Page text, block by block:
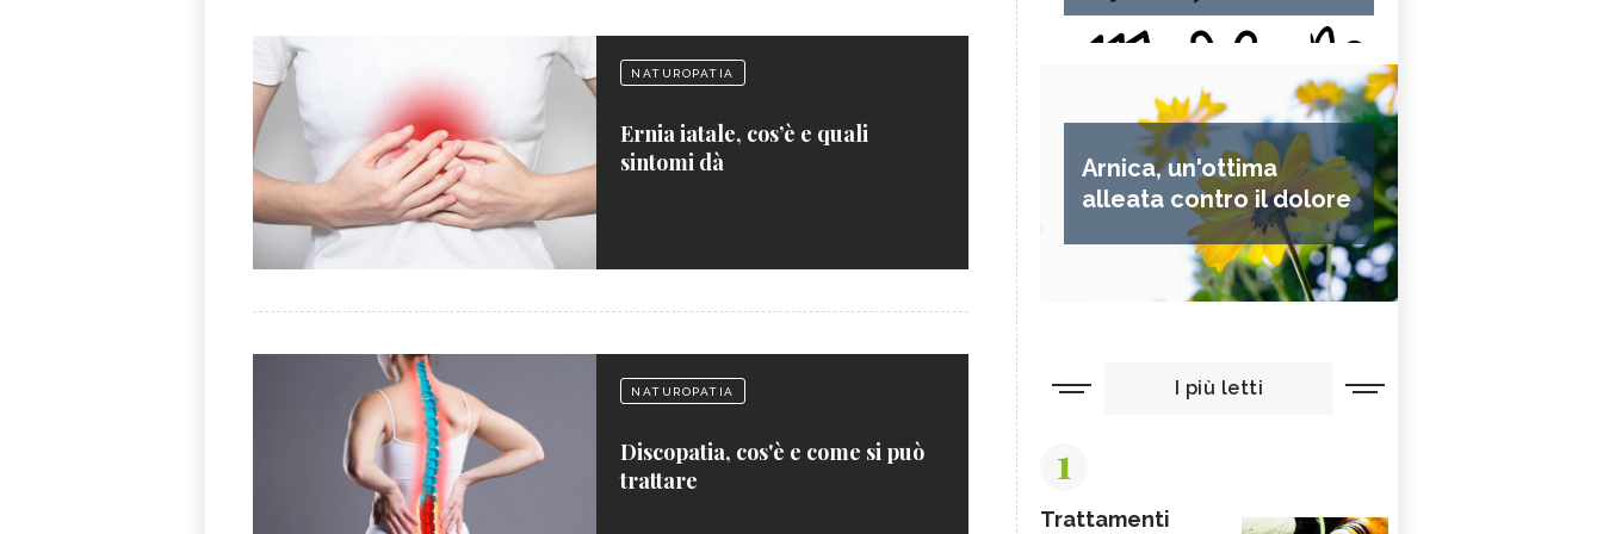
NATUROPATIA
Ernia iatale, cos’è e quali
sintomi dà
NATUROPATIA
Discopatia, cos'è e come si può
trattare
Arnica, un'ottima
alleata contro il dolore
I più letti
1
Trattamenti